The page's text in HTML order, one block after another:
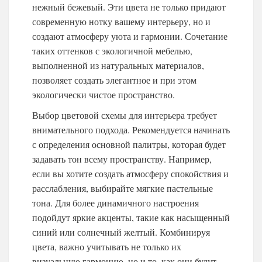
нежный бежевый. Эти цвета не только придают
современную нотку вашему интерьеру, но и
создают атмосферу уюта и гармонии. Сочетание
таких оттенков с экологичной мебелью,
выполненной из натуральных материалов,
позволяет создать элегантное и при этом
экологически чистое пространство.
Выбор цветовой схемы для интерьера требует
внимательного подхода. Рекомендуется начинать
с определения основной палитры, которая будет
задавать тон всему пространству. Например,
если вы хотите создать атмосферу спокойствия и
расслабления, выбирайте мягкие пастельные
тона. Для более динамичного настроения
подойдут яркие акценты, такие как насыщенный
синий или солнечный желтый. Комбинируя
цвета, важно учитывать не только их